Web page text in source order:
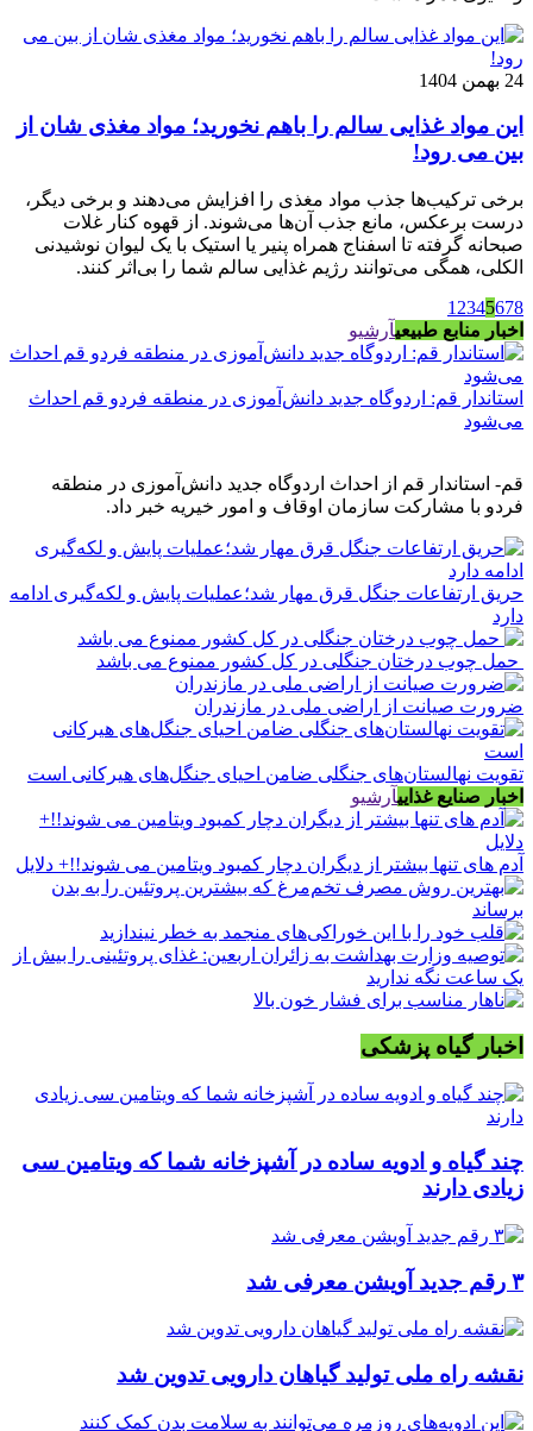
24 بهمن 1404
این مواد غذایی سالم را باهم نخورید؛ مواد مغذی شان از
بین می رود!
برخی ترکیب‌ها جذب مواد مغذی را افزایش می‌دهند و برخی دیگر،
درست برعکس، مانع جذب آن‌ها می‌شوند. از قهوه کنار غلات
صبحانه گرفته تا اسفناج همراه پنیر یا استیک با یک لیوان نوشیدنی
الکلی، همگی می‌توانند رژیم غذایی سالم شما را بی‌اثر کنند.
1 2345678
اخبار منابع طبیعیآرشیو
استاندار قم: اردوگاه جدید دانش‌آموزی در منطقه فردو قم احداث
می‌شود
قم- استاندار قم از احداث اردوگاه جدید دانش‌آموزی در منطقه
فردو با مشارکت سازمان اوقاف و امور خیریه خبر داد.
حریق ارتفاعات جنگل قرق مهار شد؛عملیات پایش و لکه‌گیری ادامه
دارد
حمل چوب درختان جنگلی در کل کشور ممنوع می باشد
ضرورت صیانت از اراضی ملی در مازندران
تقویت نهالستان‌های جنگلی ضامن احیای جنگل‌های هیرکانی است
اخبار صنایع غذاییآرشیو
آدم های تنها بیشتر از دیگران دچار کمبود ویتامین می شوند!!+ دلایل
اخبار گیاه پزشکی
چند گیاه و ادویه ساده در آشپزخانه شما که ویتامین سی
زیادی دارند
۳ رقم جدید آویشن معرفی شد
نقشه راه ملی تولید گیاهان دارویی تدوین شد